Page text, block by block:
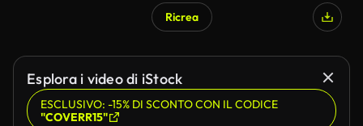
Ricrea
Esplora i video di iStock
ESCLUSIVO: -15% DI SCONTO CON IL CODICE
"COVERR15"